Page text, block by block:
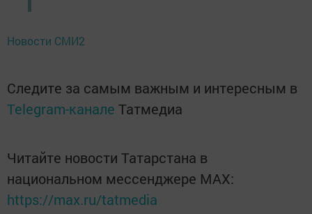
Новости СМИ2
Следите за самым важным и интересным в
Telegram-канале Татмедиа
Читайте новости Татарстана в
национальном мессенджере MАХ:
https://max.ru/tatmedia